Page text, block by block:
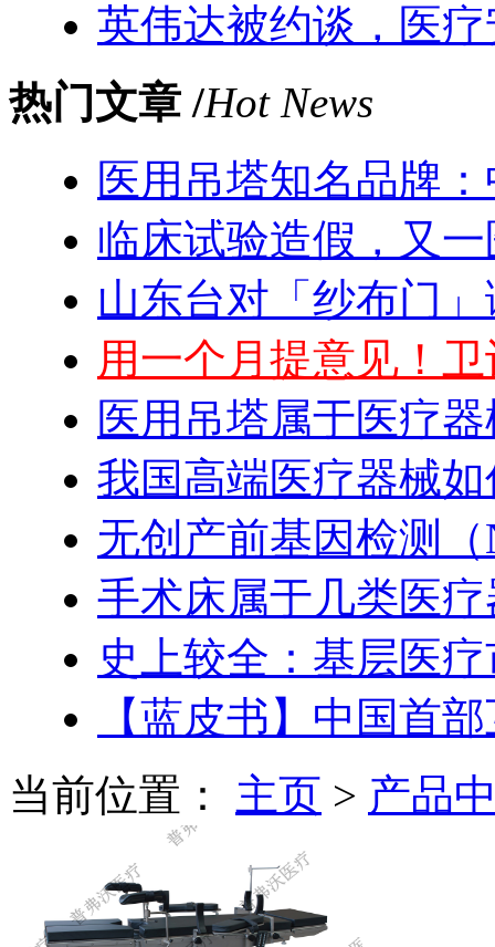
英伟达被约谈，医
热门文章 /Hot News
医用吊塔知名品牌
临床试验造假，又
山东台对「纱布门
用一个月提意见！
医用吊塔属于医疗
我国高端医疗器械
无创产前基因检测
手术床属于几类医
史上较全：基层医
【蓝皮书】中国首
当前位置： 主页 > 产品